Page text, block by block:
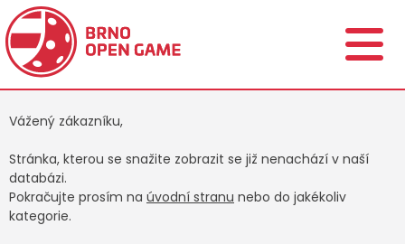
Vážený zákazníku,
Stránka, kterou se snažite zobrazit se již nenachází v naší
databázi.
Pokračujte prosím na úvodní stranu nebo do jakékoliv
kategorie.